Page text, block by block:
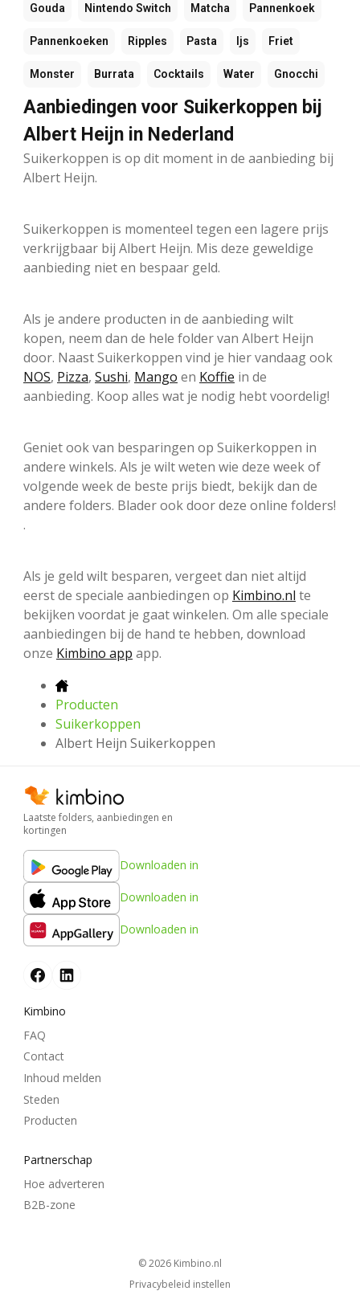
Gouda Nintendo Switch Matcha Pannenkoek
Pannenkoeken Ripples Pasta Ijs Friet
Monster Burrata Cocktails Water Gnocchi
Aanbiedingen voor Suikerkoppen bij
Albert Heijn in Nederland
Suikerkoppen is op dit moment in de aanbieding bij
Albert Heijn.
Suikerkoppen is momenteel tegen een lagere prijs
verkrijgbaar bij Albert Heijn. Mis deze geweldige
aanbieding niet en bespaar geld.
Als je andere producten in de aanbieding wilt
kopen, neem dan de hele folder van Albert Heijn
door. Naast Suikerkoppen vind je hier vandaag ook
NOS, Pizza, Sushi, Mango en Koffie in de
aanbieding. Koop alles wat je nodig hebt voordelig!
Geniet ook van besparingen op Suikerkoppen in
andere winkels. Als je wilt weten wie deze week of
volgende week de beste prijs biedt, bekijk dan de
andere folders. Blader ook door deze online folders!
.
Als je geld wilt besparen, vergeet dan niet altijd
eerst de speciale aanbiedingen op Kimbino.nl te
bekijken voordat je gaat winkelen. Om alle speciale
aanbiedingen bij de hand te hebben, download
onze Kimbino app app.
Producten
Suikerkoppen
Albert Heijn Suikerkoppen
Laatste folders, aanbiedingen en
kortingen
Downloaden in
Downloaden in
Downloaden in
Kimbino
FAQ
Contact
Inhoud melden
Steden
Producten
Partnerschap
Hoe adverteren
B2B-zone
© 2026
kimbino.nl
Privacybeleid instellen